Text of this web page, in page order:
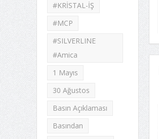
#KRİSTAL-İŞ
#MCP
#SILVERLINE
#Amica
1 Mayıs
30 Ağustos
Basın Açıklaması
Basından